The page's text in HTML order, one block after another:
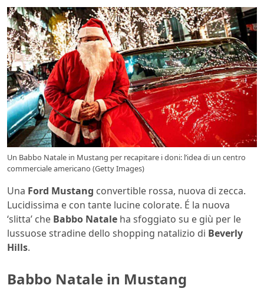
Un Babbo Natale in Mustang per recapitare i doni: l’idea di un centro
commerciale americano (Getty Images)
Una Ford Mustang convertible rossa, nuova di zecca.
Lucidissima e con tante lucine colorate. É la nuova
‘slitta’ che Babbo Natale ha sfoggiato su e giù per le
lussuose stradine dello shopping natalizio di Beverly
Hills.
Babbo Natale in Mustang